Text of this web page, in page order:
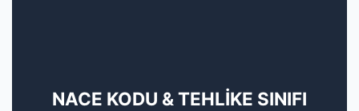
NACE KODU & TEHLİKE SINIFI